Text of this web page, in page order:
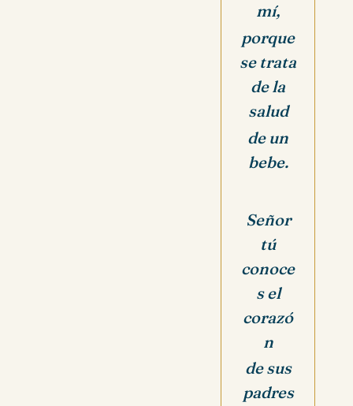
mí,
porque
se trata
de la
salud
de un
bebe.
Señor
tú
conoce
s el
corazó
n
de sus
padres